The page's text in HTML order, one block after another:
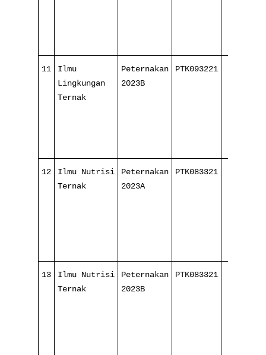
11
Ilmu
Lingkungan
Ternak
Peternakan
2023B
PTK093221
12
Ilmu Nutrisi
Ternak
Peternakan
2023A
PTK083321
13
Ilmu Nutrisi
Ternak
Peternakan
2023B
PTK083321